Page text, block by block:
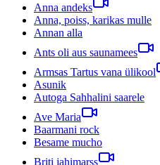
Anna andeks
Anna, poiss, karikas mulle
Annan alla
Ants oli aus saunamees
Armsas Tartus vana ülikool
Asunik
Autoga Sahhalini saarele
Ave Maria
Baarmani rock
Besame mucho
Briti jahimarss